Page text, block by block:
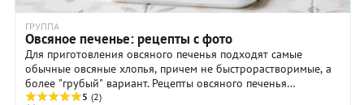
ГРУППА
Овсяное печенье: рецепты с фото
Для приготовления овсяного печенья подходят самые
обычные овсяные хлопья, причем не быстрорастворимые, а
более "грубый" вариант. Рецепты овсяного печенья
отличаются друг от друга соотношением основных
5 (2)